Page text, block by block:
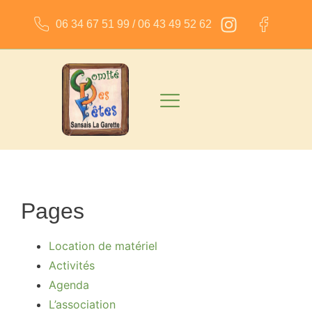
06 34 67 51 99 / 06 43 49 52 62
Pages
Location de matériel
Activités
Agenda
L’association